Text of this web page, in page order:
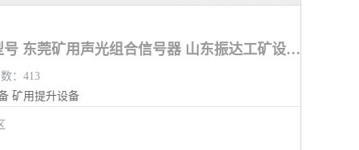
矿用声光组合信号器型号 东莞矿用声光组合信号器 山东振达工矿设备有限公司
：413
矿用提升设备